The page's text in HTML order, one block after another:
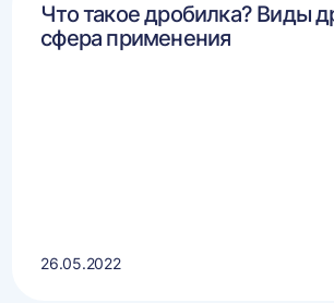
Что такое дробилка? Виды
сфера применения
26.05.2022